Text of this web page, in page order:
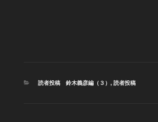
カ
読者投稿 鈴木義彦編（３） , 読者投稿